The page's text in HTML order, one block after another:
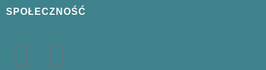
SPOŁECZNOŚĆ